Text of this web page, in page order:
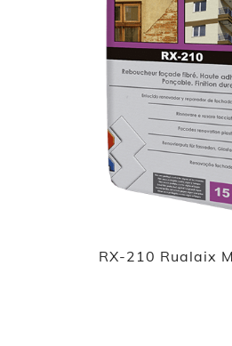
RX-210 Rualaix